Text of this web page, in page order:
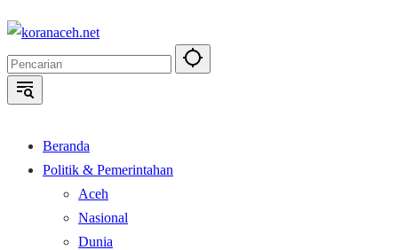
Langsung
konten
Beranda
Politik & Pemerintahan
Aceh
Nasional
Dunia